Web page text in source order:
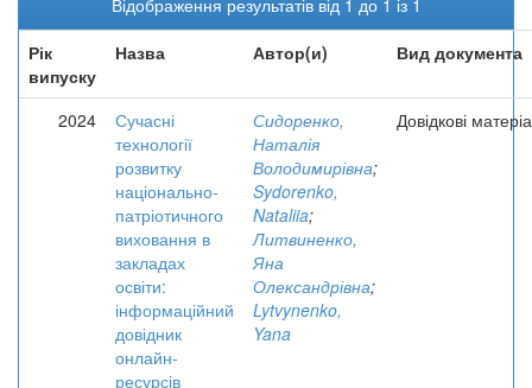
Відображення результатів від 1 до 1 із 1
Рік
випуску
Назва Автор(и) Вид документа
2024
Сучасні
технології
розвитку
національно-
патріотичного
виховання в
закладах
освіти:
інформаційний
довідник
онлайн-
ресурсів
Сидоренко,
Наталія
Володимирівна;
Sydorenko,
Nataliia;
Литвиненко,
Яна
Олександрівна;
Lytvynenko,
Yana
Довідкові